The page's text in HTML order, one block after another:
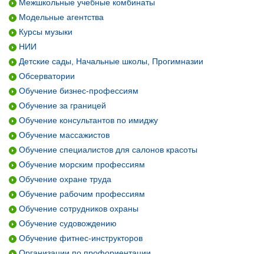
Межшкольные учебные комбинаты
Модельные агентства
Курсы музыки
НИИ
Детские сады, Начальные школы, Прогимназии
Обсерватории
Обучение бизнес-профессиям
Обучение за границей
Обучение консультантов по имиджу
Обучение массажистов
Обучение специалистов для салонов красоты
Обучение морским профессиям
Обучение охране труда
Обучение рабочим профессиям
Обучение сотрудников охраны
Обучение судовождению
Обучение фитнес-инструкторов